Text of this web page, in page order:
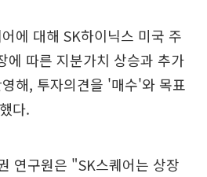
에 대해 SK하이닉스 미국 주
에 따른 지분가치 상승과 추가
해, 투자의견을 '매수'와 목표
다.
연구원은 "SK스퀘어는 상장